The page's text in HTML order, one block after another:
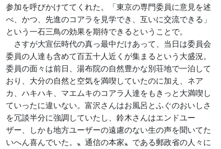
参加を呼びかけててくれた。「東京の専門委員に意見を述
べ、かつ、先進のコアラを見学でき、互いに交流できる」
という一石三鳥の効果を期待できるということで。
さすが大宣伝時代の真っ最中だけあって、当日は委員会
委員の人達も含めて百五十人近くが集まるという大盛況。
委員の面々は前日、湯布院の自然豊かな別荘地で一泊して
おり、大分の自然と空気を満喫していたのに加え、ネア
カ、ハキハキ、マエムキのコアラ人達をもきっと大満喫し
ていったに違いない。富沢さんはお風呂とふぐのおいしさ
を冗談半分に強調していたし、鈴木さんはエンドユー
ザー、しかも地方ユーザーの遠慮のない生の声を聞いてた
いへん喜んでいた。〟通信の本家〟である郵政省の人々に